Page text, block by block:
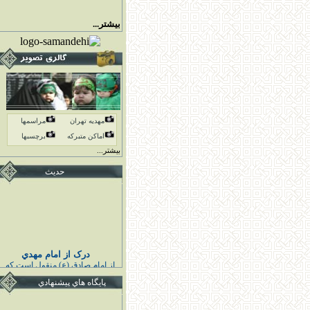
بیشتر...
مهدیه تهران
مراسمها
اماكن متبركه
برچسبها
بیشتر...
حدیث
درک از امام مهدي
از امام صادق (ع) منقول است كه
خوشا به حال كسى كه قائم اهل
بيت مرا درك كند و به او اقتدا كند
پايگاه هاي پيشنهادي